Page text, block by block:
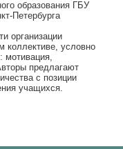
образования ГБУ
Петербурга
организации
коллективе, условно
мотивация,
предлагают
с позиции
учащихся.